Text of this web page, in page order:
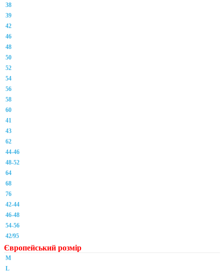
38
39
42
46
48
50
52
54
56
58
60
41
43
62
44-46
48-52
64
68
76
42-44
46-48
54-56
42/95
Європейський розмір
M
L